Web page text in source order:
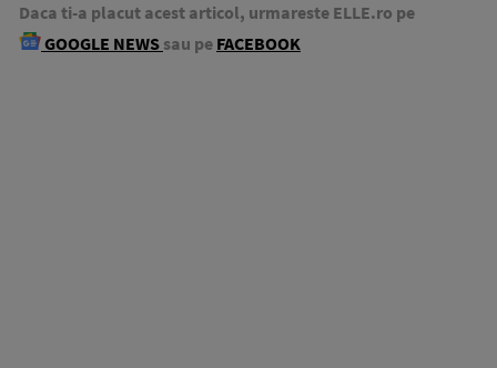
Daca ti-a placut acest articol, urmareste ELLE.ro pe
GOOGLE NEWS sau pe FACEBOOK